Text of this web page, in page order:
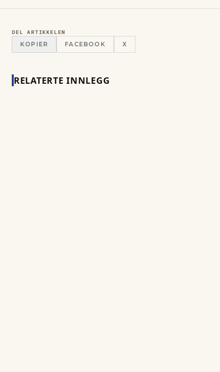
DEL ARTIKKELEN
KOPIER FACEBOOK X
RELATERTE INNLEGG